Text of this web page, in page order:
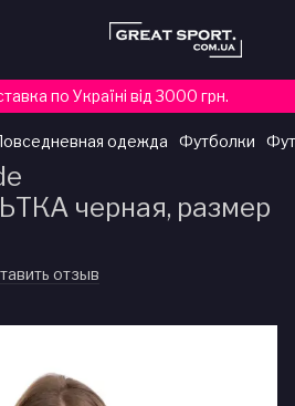
по Україні від 3000 грн.
одежда Футболки
черная, размер
отзыв